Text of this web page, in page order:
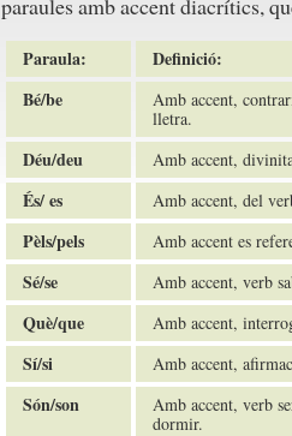
Paraula:
Definició:
Bé/be
Amb accent,
lletra.
Déu/deu Amb accent,
És/ es Amb accent, del
Pèls/pels Amb accent es
Sé/se Amb accent, verb
Què/que Amb accent,
Sí/si Amb accent,
Són/son
Amb accent, verb
dormir.